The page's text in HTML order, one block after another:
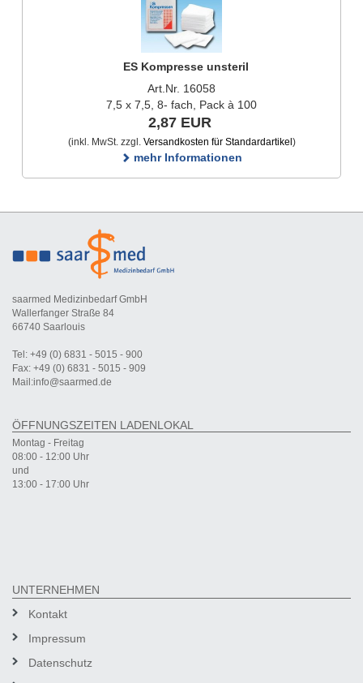
ES Kompresse unsteril
Art.Nr. 16058
7,5 x 7,5, 8- fach, Pack à 100
2,87 EUR
(inkl. MwSt. zzgl. Versandkosten für Standardartikel )
mehr Informationen
saarmed Medizinbedarf GmbH
Wallerfanger Straße 84
66740 Saarlouis
Tel: +49 (0) 6831 - 5015 - 900
Fax: +49 (0) 6831 - 5015 - 909
Mail:info@saarmed.de
ÖFFNUNGSZEITEN LADENLOKAL
Montag - Freitag
08:00 - 12:00 Uhr
und
13:00 - 17:00 Uhr
UNTERNEHMEN
Kontakt
Impressum
Datenschutz